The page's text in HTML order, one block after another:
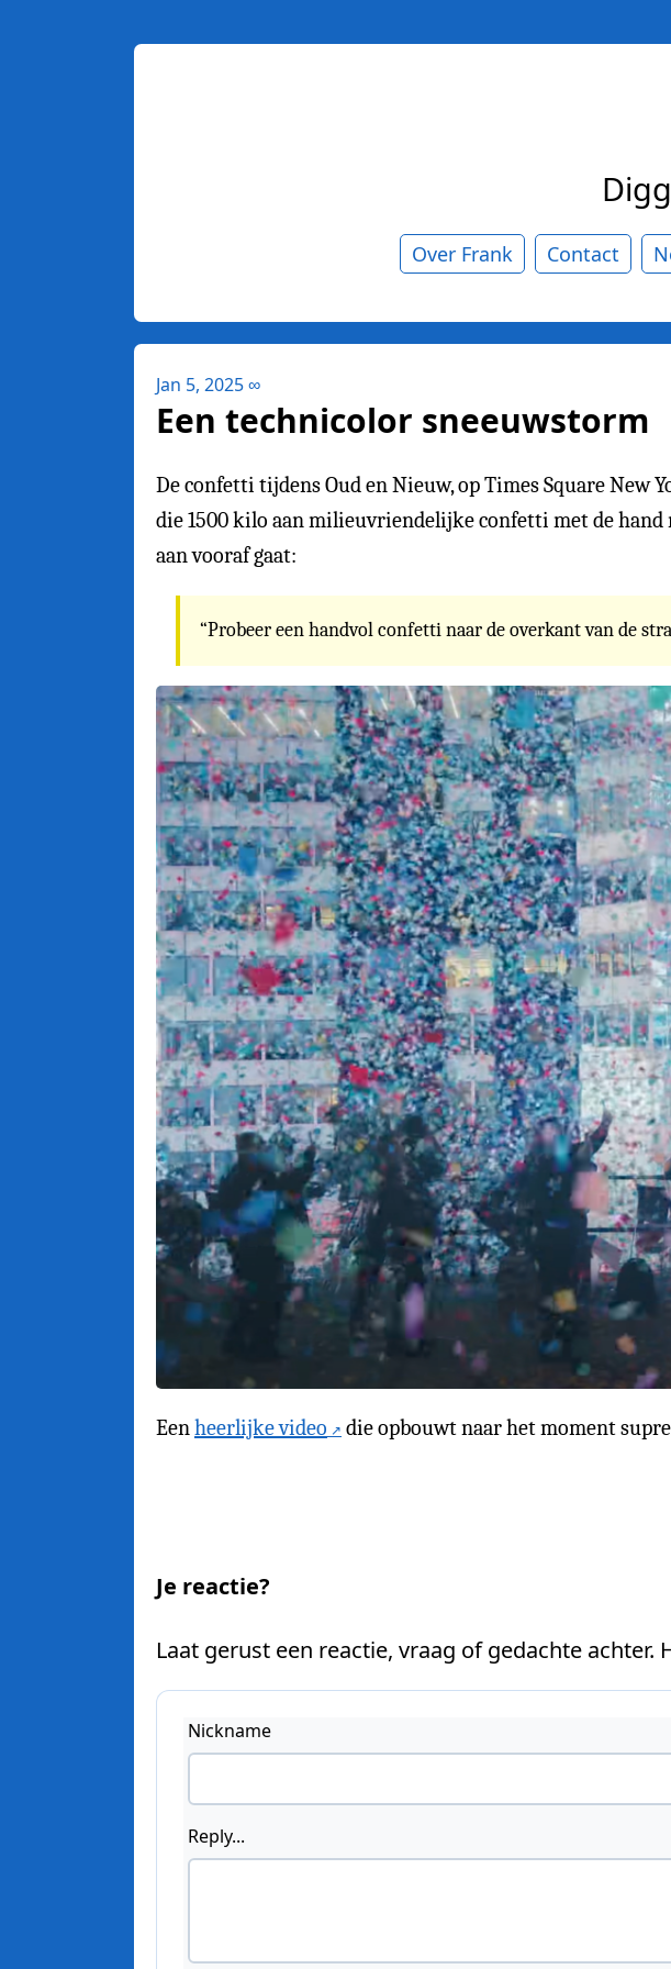
Over Frank Contact
Jan 5, 2025∞
Een technicolor sneeuwstorm
De confetti tijdens Oud en Nieuw, op Times Square
die 1500 kilo aan milieuvriendelijke confetti met de hand
aan vooraf gaat:
“Probeer een handvol confetti naar de overkant van de
Eenheerlijke video die opbouwt naar het moment
Je reactie?
Laat gerust een reactie, vraag of gedachte achter.